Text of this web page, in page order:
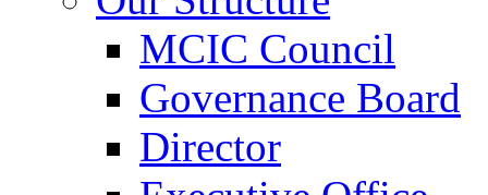
MCIC Council
Governance Board
Director